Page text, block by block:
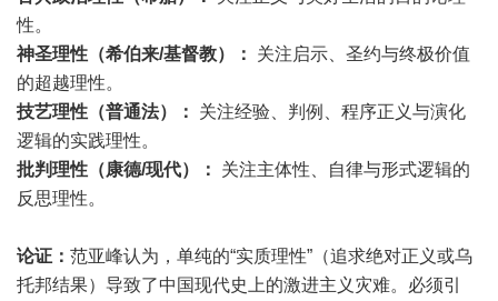
性。
神圣理性（希伯来/基督教）：
关注启示、圣约与终极价值
的超越理性。
技艺理性（普通法）：
关注经验、判例、程序正义与演化
逻辑的实践理性。
批判理性（康德/现代）：
关注主体性、自律与形式逻辑的
反思理性。
论证： 范亚峰认为，单纯的“实质理性”（追求绝对正义或乌
托邦结果）导致了中国现代史上的激进主义灾难。必须引